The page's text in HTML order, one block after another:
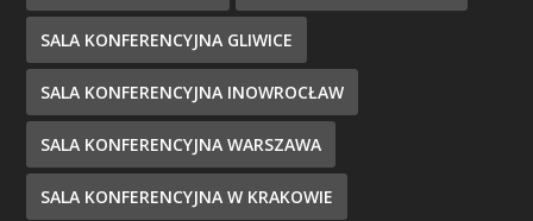
SALA KONFERENCYJNA GLIWICE
SALA KONFERENCYJNA INOWROCŁAW
SALA KONFERENCYJNA WARSZAWA
SALA KONFERENCYJNA W KRAKOWIE